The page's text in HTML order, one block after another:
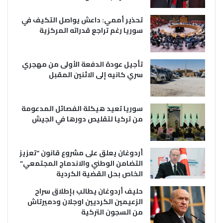
تحذير أممي: داعش يواصل التكيف في
سوريا رغم تراجع قدراته المركزية
تأجيل عودة الدفعة الأولى من مهجري
سري كانيه إلى الاثنين المقبل
سوريا تعيد هيكلة الفصائل المدعومة
من تركيا لتقليص دورها في الجيش
أردوغان يعلق على مشروع قانون “تعزيز
التضامن الوطني والاندماج المجتمعي”
الخاص بحل القضية الكردية
حليف أردوغان يطالب بإطلاق سراح
الزعيمين الكرديين اوجلان ودميرتاش
من السجون التركية